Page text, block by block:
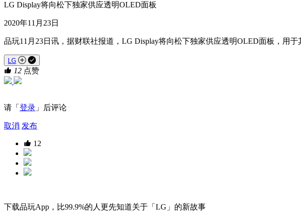
LG Display将向松下独家供应透明OLED面板
2020年11月23日
品玩11月23日讯，据财联社报道，LG Display将向松下独家供应透明OLED面板，用
LG
12 点赞
请「 登录 」后评论
取消 发布
12
下载品玩App，比99.9%的人更先知道关于「LG」的新故事